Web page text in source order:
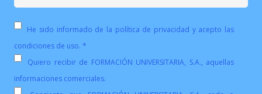
He sido informado de la política de privacidad y acepto las
condiciones de uso. *
Quiero recibir de FORMACIÓN UNIVERSITARIA, S.A., aquellas
informaciones comerciales.